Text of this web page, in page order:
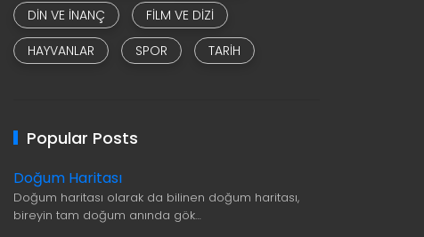
DIN VE INANÇ
FILM VE DIZI
HAYVANLAR
SPOR TARIH
Popular Posts
Doğum Haritası
Doğum haritası olarak da bilinen doğum haritası,
bireyin tam doğum anında gök…